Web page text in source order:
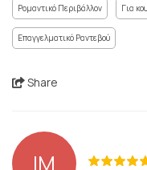
Ρομαντικό Περιβάλλον Για
Επαγγελματικό Ραντεβού
Share
IM